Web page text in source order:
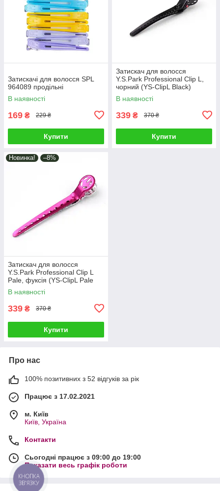
Затискачі для волосся SPL
964089 продільні
В наявності
169 ₴ 229 ₴
Купити
Затискач для волосся
Y.S.Park Professional Clip L,
чорний (YS-ClipL Black)
В наявності
339 ₴ 370 ₴
Купити
Новинка! –8%
Затискач для волосся
Y.S.Park Professional Clip L
Pale, фуксія (YS-ClipL Pale
Fuchsia)
В наявності
339 ₴ 370 ₴
Купити
Про нас
100% позитивних з 52 відгуків за рік
Працює з 17.02.2021
м. Київ
Київ, Україна
Контакти
Сьогодні працює з 09:00 до 19:00
Показати весь графік роботи
КНОПКА
ЗВ'ЯЗКУ